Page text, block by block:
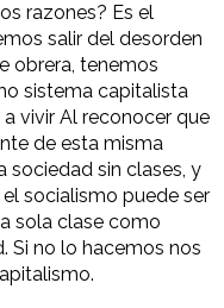
razones? Es el
salir del desorden
obrera, tenemos
sistema capitalista
vivir Al reconocer que
de esta misma
sociedad sin clases, y
socialismo puede ser
sola clase como
Si no lo hacemos nos